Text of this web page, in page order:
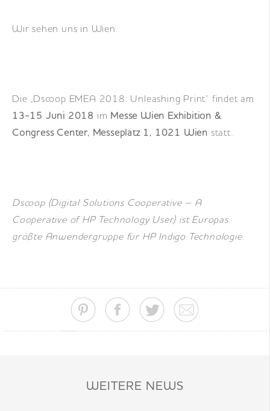
Wir sehen uns in Wien.
Die „Dscoop EMEA 2018: Unleashing Print“ findet am
13-15 Juni 2018 im Messe Wien Exhibition &
Congress Center, Messeplatz 1, 1021 Wien statt.
Dscoop (Digital Solutions Cooperative – A
Cooperative of HP Technology User) ist Europas
größte Anwendergruppe für HP Indigo Technologie.
WEITERE NEWS